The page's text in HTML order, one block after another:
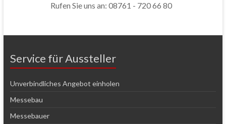
Rufen Sie uns an: 08761 - 720 66 80
Service für Aussteller
Unverbindliches Angebot einholen
Messebau
Messebauer